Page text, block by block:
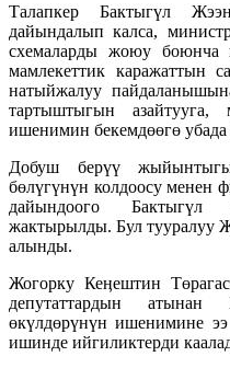
Талапкер Бактыгүл
дайындалып калса,
схемаларды жоюу боюнча
мамлекеттик каражаттын
натыйжалуу
тартыштыгын азайтууга,
ишенимин бекемдөөгө убада
Добуш берүү
бөлүгүнүн колдоосу менен
дайындоого Бактыгүл
жактырылды. Бул тууралуу
алынды.
Жогорку Кеӊештин
депутаттардын
өкүлдөрүнүн ишенимине
ишинде ийгиликтерди